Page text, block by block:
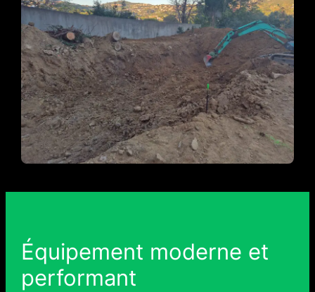
Équipement moderne et
performant